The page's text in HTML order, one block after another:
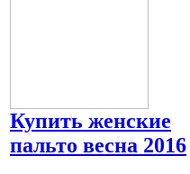
Купить женские
пальто весна 2016